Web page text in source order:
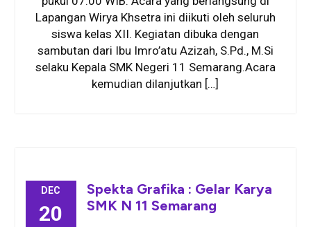
Lapangan Wirya Khsetra ini diikuti oleh seluruh
siswa kelas XII. Kegiatan dibuka dengan
sambutan dari Ibu Imro’atu Azizah, S.Pd., M.Si
selaku Kepala SMK Negeri 11 Semarang.Acara
kemudian dilanjutkan […]
DEC
20
Spekta Grafika : Gelar Karya
SMK N 11 Semarang